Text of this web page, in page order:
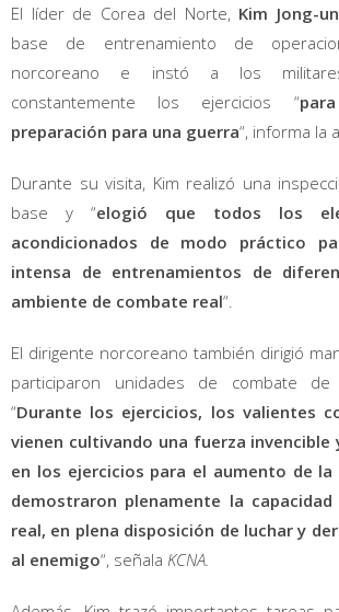
El líder de Corea del Norte, Kim Jong-un
base de entrenamiento de
norcoreano e instó a los
constantemente los ejercicios “
preparación para una guerra“, informa la
Durante su visita, Kim realizó una
base y “elogió que todos los
acondicionados de modo práctico
intensa de entrenamientos de
ambiente de combate real“.
El dirigente norcoreano también dirigió
participaron unidades de combate de
“Durante los ejercicios, los valientes
vienen cultivando una fuerza invencible
en los ejercicios para el aumento de
demostraron plenamente la
real, en plena disposición de luchar y
al enemigo“, señala KCNA.